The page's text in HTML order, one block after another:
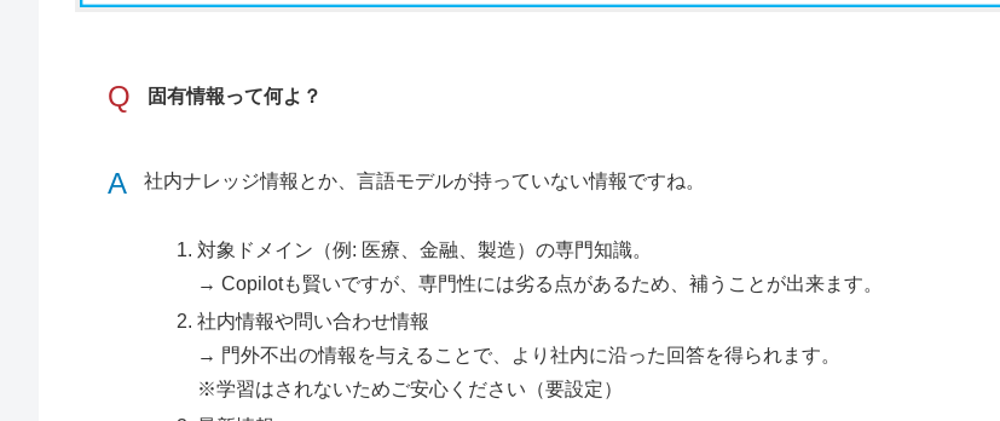
Q 固有情報って何よ？
A 社内ナレッジ情報とか、言語モデルが持っていない情報ですね。
対象ドメイン（例: 医療、金融、製造）の専門知識。
→ Copilotも賢いですが、専門性には劣る点があるため、補うことが出来ます。
社内情報や問い合わせ情報
→ 門外不出の情報を与えることで、より社内に沿った回答を得られます。
※学習はされないためご安心ください（要設定）